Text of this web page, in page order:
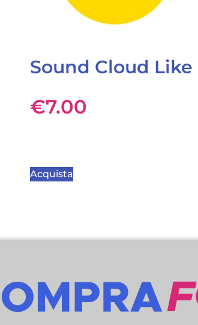
Sound Cloud Like
€7.00
Acquista